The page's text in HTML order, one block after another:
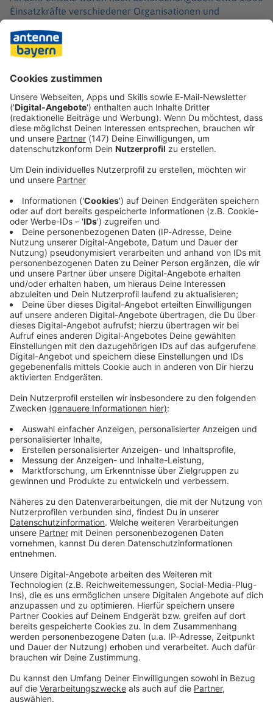
Einsatzkräfte verschiedener Organisationen und
Erlangen, vom Flughafen und aus dem Nürnberger Land.
Eine geplante Übung mit Hilfsorganisationen am
Flughafen Nürnberg wurde gestrichen, da die
waren, wie der Flughafen mitteilte.
Immer auf dem Laufenden
bleiben!
Verpass' nichts mehr - mit unserem kostenlosen
ANTENNE BAYERN Newsletter. Ob Nachrichten,
Lifestyle oder unsere neuesten Aktionen - wir
informieren dich.
Zum Newsletter anmelden
Studio Hotline
Kontaktformular
Sprachnachricht